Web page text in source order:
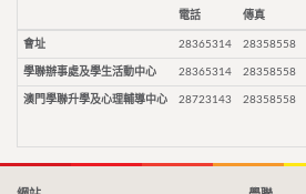
電話 傳真
會址 28365314 28358558
學聯辦事處及學生活動中心 28365314 28358558
澳門學聯升學及心理輔導中心 28723143 28358558